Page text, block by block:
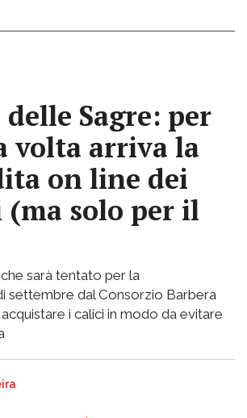
Sagre: per
volta arriva la
on line dei
solo per il
sarà tentato per la
settembre dal Consorzio Barbera
i calici in modo da evitare